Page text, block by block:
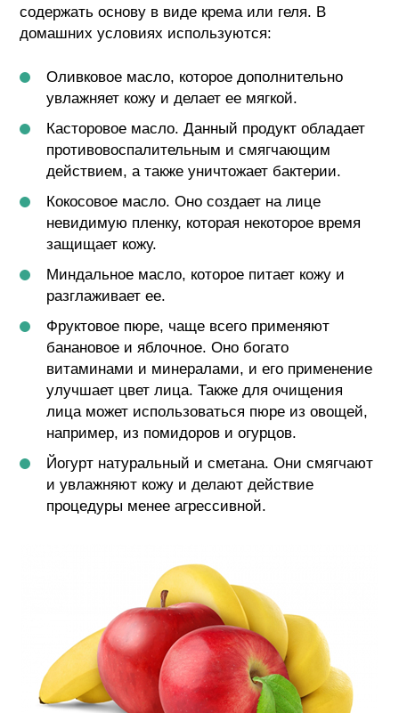
содержать основу в виде крема или геля. В
домашних условиях используются:
Оливковое масло, которое дополнительно
увлажняет кожу и делает ее мягкой.
Касторовое масло. Данный продукт обладает
противовоспалительным и смягчающим
действием, а также уничтожает бактерии.
Кокосовое масло. Оно создает на лице
невидимую пленку, которая некоторое время
защищает кожу.
Миндальное масло, которое питает кожу и
разглаживает ее.
Фруктовое пюре, чаще всего применяют
банановое и яблочное. Оно богато
витаминами и минералами, и его применение
улучшает цвет лица. Также для очищения
лица может использоваться пюре из овощей,
например, из помидоров и огурцов.
Йогурт натуральный и сметана. Они смягчают
и увлажняют кожу и делают действие
процедуры менее агрессивной.